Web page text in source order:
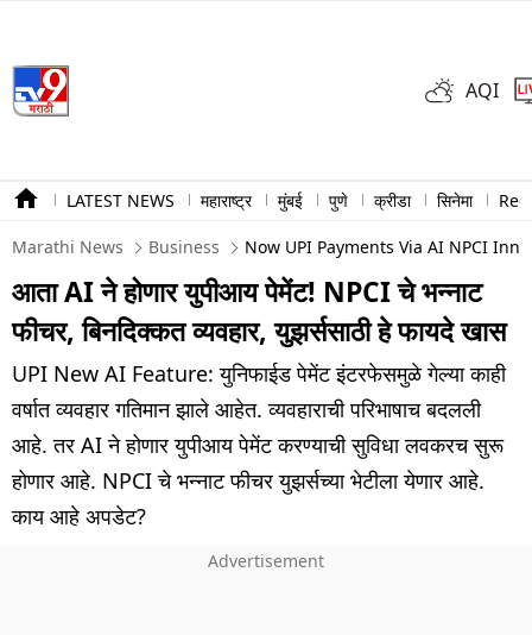
AQI
LATEST NEWS महाराष्ट्र मुंबई पुणे क्रीडा सिनेमा
Marathi News Business Now UPI Payments Via AI NPCI
आता AI ने होणार युपीआय पेमेंट! NPCI चे भन्नाट
फीचर, बिनदिक्कत व्यवहार, युझर्ससाठी हे फायदे खास
UPI New AI Feature: युनिफाईड पेमेंट इंटरफेसमुळे गेल्या काही
वर्षात व्यवहार गतिमान झाले आहेत. व्यवहाराची परिभाषाच बदलली
आहे. तर AI ने होणार युपीआय पेमेंट करण्याची सुविधा लवकरच सुरू
होणार आहे. NPCI चे भन्नाट फीचर युझर्सच्या भेटीला येणार आहे.
काय आहे अपडेट?